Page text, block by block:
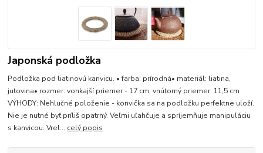
Japonská podložka
Podložka pod liatinovú kanvicu. • farba: prírodná• materiál: liatina,
jutovina• rozmer: vonkajší priemer - 17 cm, vnútorný priemer: 11,5 cm
VÝHODY: Nehlučné položenie - konvička sa na podložku perfektne uloží.
Nie je nutné byť príliš opatrný. Veľmi uľahčuje a spríjemňuje manipuláciu
s kanvicou. Vrel... celý popis